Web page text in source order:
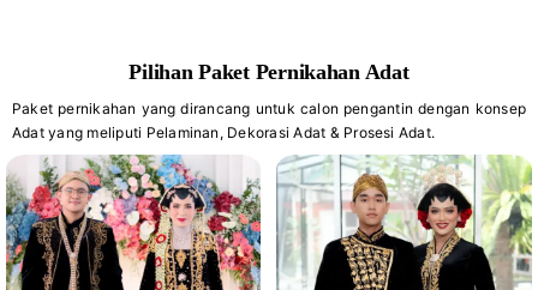
Pilihan Paket Pernikahan Adat
Paket pernikahan yang dirancang untuk calon pengantin dengan konsep
Adat yang meliputi Pelaminan, Dekorasi Adat & Prosesi Adat.